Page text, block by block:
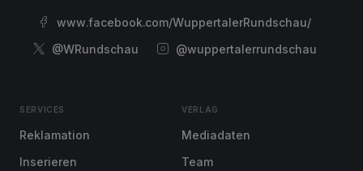
www.facebook.com/WuppertalerRundschau/
@WRundschau
@wuppertalerrundschau
SERVICES
Reklamation
Inserieren
VERLAG
Mediadaten
Team